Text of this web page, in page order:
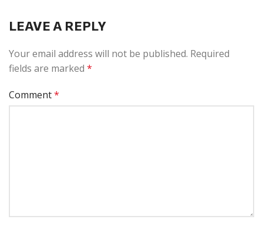
LEAVE A REPLY
Your email address will not be published. Required
fields are marked *
Comment*